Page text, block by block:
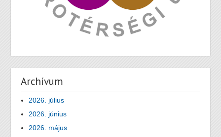
Archívum
2026. július
2026. június
2026. május